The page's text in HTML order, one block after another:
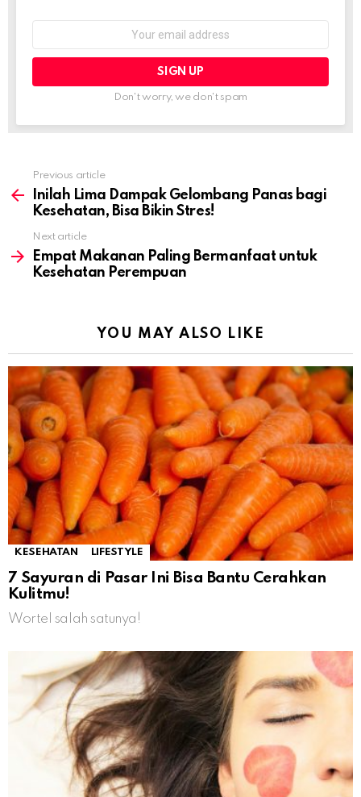
Don't worry, we don't spam
more
Previous article
Inilah Lima Dampak Gelombang Panas bagi
Kesehatan, Bisa Bikin Stres!
Next article
Empat Makanan Paling Bermanfaat untuk
Kesehatan Perempuan
YOU MAY ALSO LIKE
KESEHATAN LIFESTYLE
7 Sayuran di Pasar Ini Bisa Bantu Cerahkan
Kulitmu!
Wortel salah satunya!